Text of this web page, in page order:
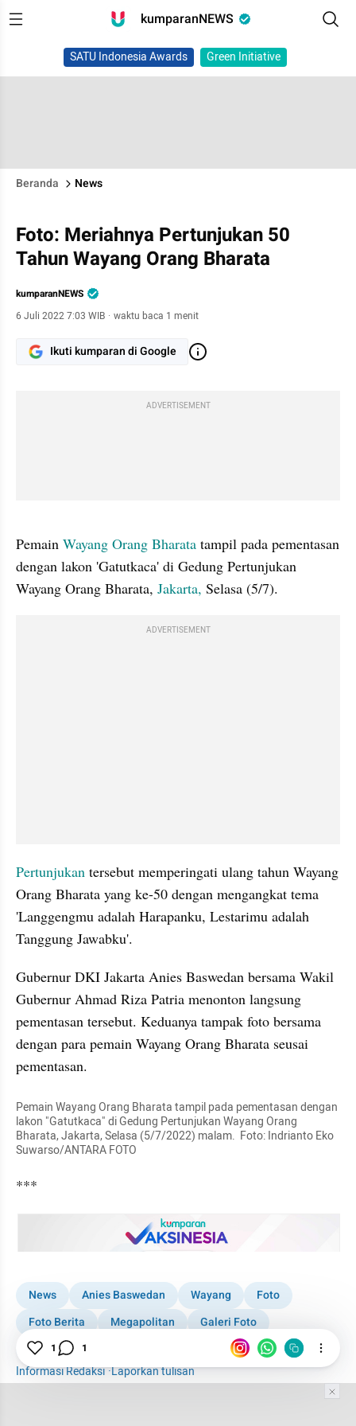
kumparanNEWS
SATU Indonesia Awards Green Initiative
Beranda News
Foto: Meriahnya Pertunjukan 50
Tahun Wayang Orang Bharata
kumparanNEWS
6 Juli 2022 7:03 WIB · waktu baca 1 menit
Ikuti kumparan di Google
ADVERTISEMENT
Pemain Wayang Orang Bharata tampil pada pementasan
dengan lakon 'Gatutkaca' di Gedung Pertunjukan
Wayang Orang Bharata, Jakarta, Selasa (5/7).
ADVERTISEMENT
Pertunjukan tersebut memperingati ulang tahun Wayang
Orang Bharata yang ke-50 dengan mengangkat tema
'Langgengmu adalah Harapanku, Lestarimu adalah
Tanggung Jawabku'.
Gubernur DKI Jakarta Anies Baswedan bersama Wakil
Gubernur Ahmad Riza Patria menonton langsung
pementasan tersebut. Keduanya tampak foto bersama
dengan para pemain Wayang Orang Bharata seusai
pementasan.
Pemain Wayang Orang Bharata tampil pada pementasan dengan
lakon "Gatutkaca" di Gedung Pertunjukan Wayang Orang
Bharata, Jakarta, Selasa (5/7/2022) malam.  Foto: Indrianto Eko
Suwarso/ANTARA FOTO
***
embed from external kumparan
News Anies Baswedan Wayang
Foto
Foto Berita
Megapolitan
Galeri Foto
Wayang Orang Bharata
Informasi Redaksi·Laporkan tulisan
1 1